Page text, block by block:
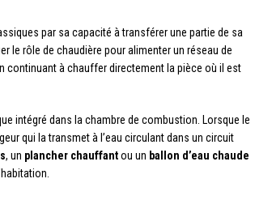
par sa capacité à transférer une partie de sa
le rôle de chaudière pour alimenter un réseau de
continuant à chauffer directement la pièce où il est
intégré dans la chambre de combustion. Lorsque le
qui la transmet à l’eau circulant dans un circuit
, un plancher chauffantou un ballon d’eau chaude